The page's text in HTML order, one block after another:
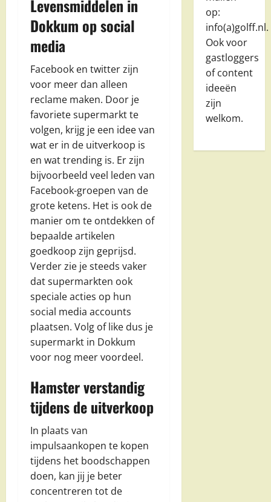
Levensmiddelen in
Dokkum op social
media
Facebook en twitter zijn
voor meer dan alleen
reclame maken. Door je
favoriete supermarkt te
volgen, krijg je een idee van
wat er in de uitverkoop is
en wat trending is. Er zijn
bijvoorbeeld veel leden van
Facebook-groepen van de
grote ketens. Het is ook de
manier om te ontdekken of
bepaalde artikelen
goedkoop zijn geprijsd.
Verder zie je steeds vaker
dat supermarkten ook
speciale acties op hun
social media accounts
plaatsen. Volg of like dus je
supermarkt in Dokkum
voor nog meer voordeel.
Hamster verstandig
tijdens de uitverkoop
In plaats van
impulsaankopen te kopen
tijdens het boodschappen
doen, kan jij je beter
concentreren tot de
op:
info(a)golff.nl.
Ook voor
gastloggers
of content
ideeën
zijn
welkom.